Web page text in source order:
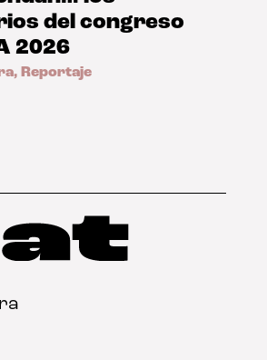
del congreso
2026
, Reportaje